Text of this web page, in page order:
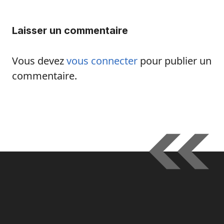
Laisser un commentaire
Vous devezvous connecter pour publier un
commentaire.